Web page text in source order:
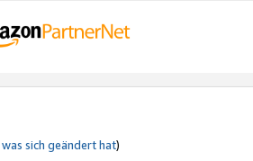
was sich geändert hat)